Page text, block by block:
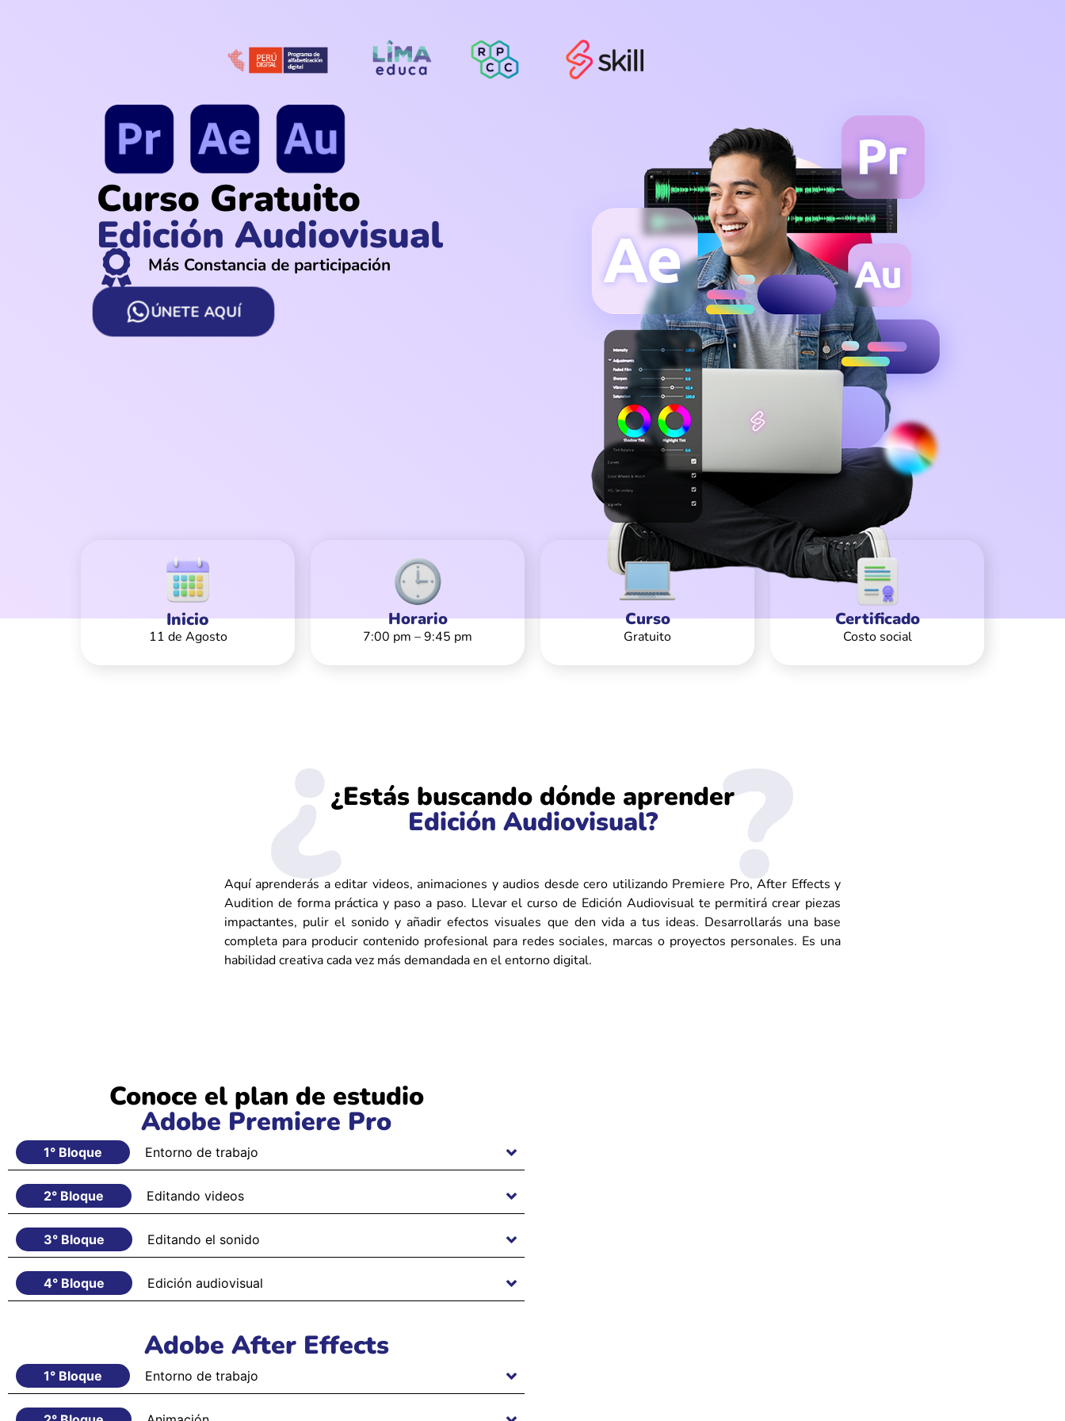
Curso Gratuito
Edición Audiovisual
Más Constancia de participación
ÚNETE AQUÍ
Inicio
11 de Agosto
Horario
7:00 pm – 9:45 pm
Curso
Gratuito
Certificado
Costo social
¿Estás buscando dónde aprender
Edición Audiovisual?
Aquí aprenderás a editar videos, animaciones y audios desde cero utilizando Premiere Pro, After Effects y
Audition de forma práctica y paso a paso. Llevar el curso de Edición Audiovisual te permitirá crear piezas
impactantes, pulir el sonido y añadir efectos visuales que den vida a tus ideas. Desarrollarás una base
completa para producir contenido profesional para redes sociales, marcas o proyectos personales. Es una
habilidad creativa cada vez más demandada en el entorno digital.
Conoce el plan de estudio
Adobe Premiere Pro
1° Bloque Entorno de trabajo
2° Bloque Editando videos
3° Bloque Editando el sonido
4° Bloque Edición audiovisual
Adobe After Effects
1° Bloque Entorno de trabajo